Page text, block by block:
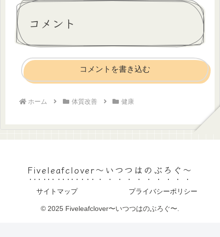
コメント
コメントを書き込む
ホーム 体質改善 健康
Fiveleafclover〜いつつはのぶろぐ〜
サイトマップ プライバシーポリシー
© 2025 Fiveleafclover〜いつつはのぶろぐ〜.